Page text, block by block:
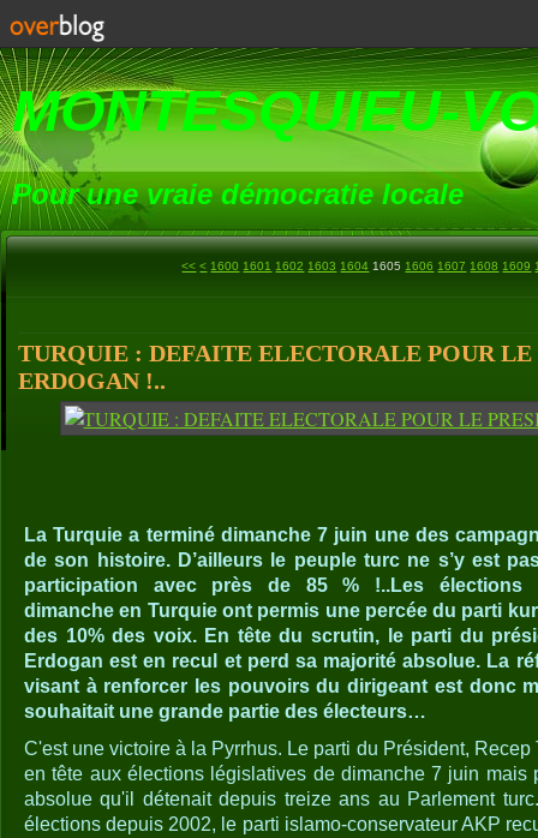
MONTESQUIEU-
Pour une vraie démocratie locale
<< < 1600 1601 1602 1603 1604 1605 1606 1607 1608 1609
TURQUIE : DEFAITE ELECTORALE POUR LE
ERDOGAN !..
La Turquie a terminé dimanche 7 juin une des
de son histoire. D’ailleurs le peuple turc ne s’y est
participation avec près de 85 % !..Les élections
dimanche en Turquie ont permis une percée du parti
des 10% des voix. En tête du scrutin, le parti du
Erdogan est en recul et perd sa majorité absolue. La
visant à renforcer les pouvoirs du dirigeant est donc
souhaitait une grande partie des électeurs…
C'est une victoire à la Pyrrhus. Le parti du Président, Recep
en tête aux élections législatives de dimanche 7 juin mais
absolue qu'il détenait depuis treize ans au Parlement
élections depuis 2002, le parti islamo-conservateur AKP